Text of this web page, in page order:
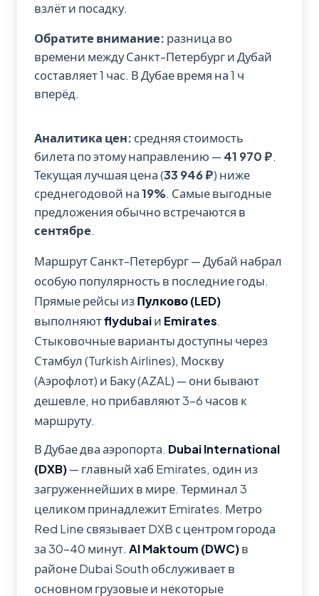
взлёт и посадку.
Обратите внимание: разница во
времени между Санкт-Петербург и Дубай
составляет 1 час. В Дубае время на 1 ч
вперёд.
Аналитика цен: средняя стоимость
билета по этому направлению — 41 970 ₽.
Текущая лучшая цена (33 946 ₽) ниже
среднегодовой на19%. Самые выгодные
предложения обычно встречаются в
сентябре.
Маршрут Санкт-Петербург — Дубай набрал
особую популярность в последние годы.
Прямые рейсы изПулково (LED)
выполняютflydubaiи Emirates.
Стыковочные варианты доступны через
Стамбул (Turkish Airlines), Москву
(Аэрофлот) и Баку (AZAL) — они бывают
дешевле, но прибавляют 3–6 часов к
маршруту.
В Дубае два аэропорта. Dubai International
(DXB)— главный хаб Emirates, один из
загруженнейших в мире. Терминал 3
целиком принадлежит Emirates. Метро
Red Line связывает DXB с центром города
за 30–40 минут. Al Maktoum (DWC)в
районе Dubai South обслуживает в
основном грузовые и некоторые